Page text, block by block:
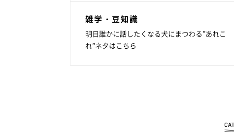
雑学・豆知識
明日誰かに話したくなる犬にまつわる”あれこ
れ”ネタはこちら